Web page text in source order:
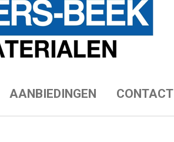
AANBIEDINGEN CONTACT